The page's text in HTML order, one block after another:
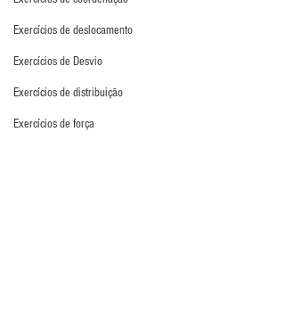
Exercícios de deslocamento
Exercícios de Desvio
Exercícios de distribuição
Exercícios de força